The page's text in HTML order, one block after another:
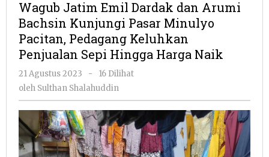
Dardak
dan
Bachsin
Kunjungi
Pacitan,
Pedagang
Keluhkan
Penjualan
Sepi
Wagub Jatim Emil Dardak dan Arumi
Bachsin Kunjungi Pasar Minulyo
Pacitan, Pedagang Keluhkan
Penjualan Sepi Hingga Harga Naik
21 Agustus 2023
oleh
Sulthan
-
16 Dilihat
oleh Sulthan Shalahuddin